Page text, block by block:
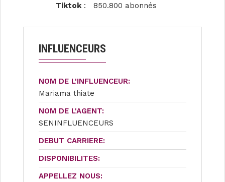
Tiktok : 850.800 abonnés
INFLUENCEURS
NOM DE L'INFLUENCEUR:
Mariama thiate
NOM DE L'AGENT:
SENINFLUENCEURS
DEBUT CARRIERE:
DISPONIBILITES:
APPELLEZ NOUS: